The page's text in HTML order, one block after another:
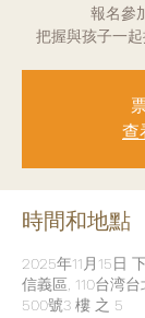
報名參
把握與孩子一
查
時間和地點
2025年11月15日
信義區, 110台湾
500號3 樓 之 5